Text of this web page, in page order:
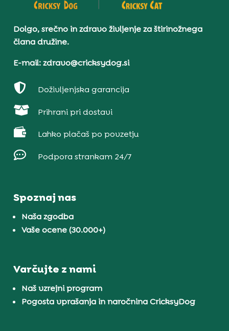
Dolgo, srečno in zdravo življenje za štirinožnega
člana družine.
E-mail: zdravo@cricksydog.si
 Doživljenjska garancija
 Prihrani pri dostavi
 Lahko plačaš po povzetju
 Podpora strankam 24/7
Spoznaj nas
Naša zgodba
Vaše ocene (30.000+)
Varčujte z nami
Naš vzrejni program
Pogosta vprašanja in naročnina CricksyDog